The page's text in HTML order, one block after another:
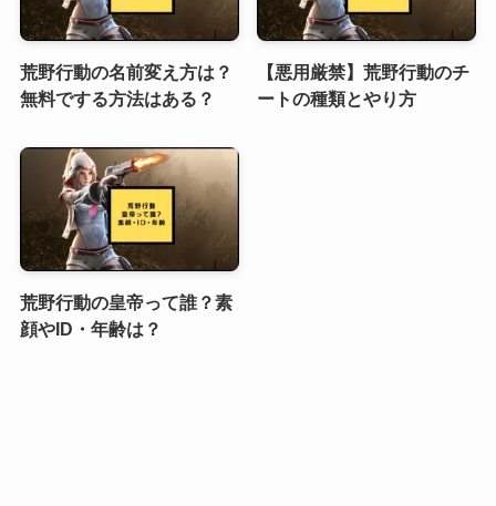
荒野行動の名前変え方は？
無料でする方法はある？
【悪用厳禁】荒野行動のチ
ートの種類とやり方
荒野行動の皇帝って誰？素
顔やID・年齢は？